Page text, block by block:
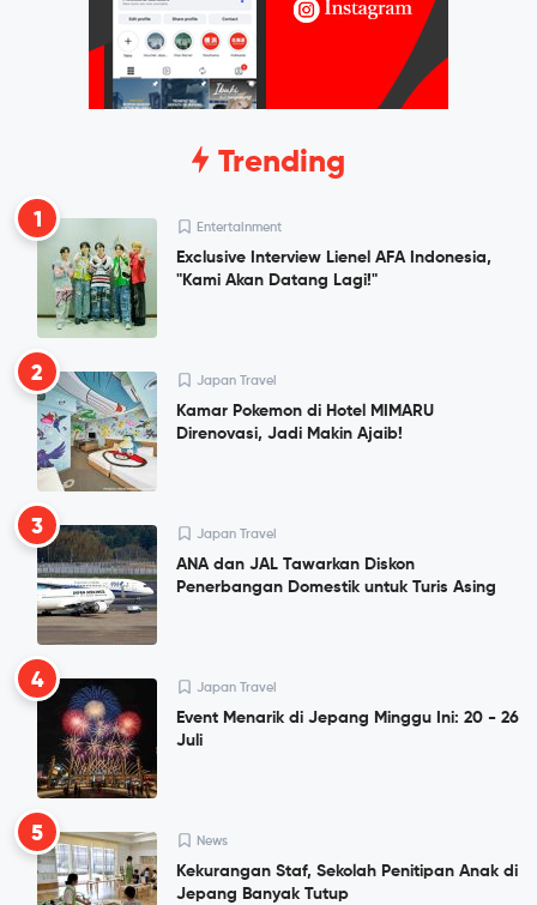
Trending
1 Entertainment
Exclusive Interview Lienel AFA Indonesia,
"Kami Akan Datang Lagi!"
2 Japan Travel
Kamar Pokemon di Hotel MIMARU
Direnovasi, Jadi Makin Ajaib!
3 Japan Travel
ANA dan JAL Tawarkan Diskon
Penerbangan Domestik untuk Turis Asing
4 Japan Travel
Event Menarik di Jepang Minggu Ini: 20 - 26
Juli
5 News
Kekurangan Staf, Sekolah Penitipan Anak di
Jepang Banyak Tutup